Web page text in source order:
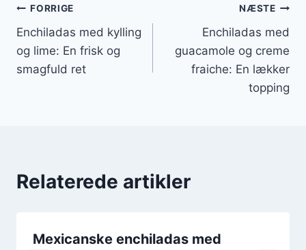
Indlægsnavigation
FORRIGE
Enchiladas med kylling
og lime: En frisk og
smagfuld ret
NÆSTE
Enchiladas med
guacamole og creme
fraiche: En lækker
topping
Relaterede artikler
Mexicanske enchiladas med